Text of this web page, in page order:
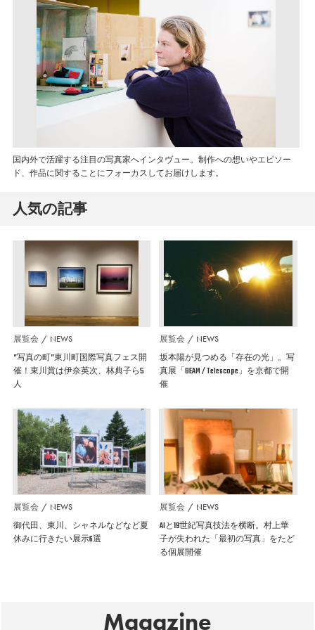
国内外で活躍する注目の写真家へインタヴュー。制作への想いやエピソー
ド、作品に関することにフォーカスしてお届けします。
人気の記事
展覧会 NEWS
”写真の町”東川町国際写真フェス開
催！東川賞は伊奈英次、林典子ら5
人
展覧会 NEWS
坂本陽が見つめる「存在の光」。写
真展「BEAM / Telescope」を京都で開
催
展覧会 NEWS
御代田、東川、シャネルなどなど夏
休みに行きたい展示6選
展覧会 NEWS
AIと19世紀写真技法を横断。村上華
子が失われた「最初の写真」をたど
る個展開催
Magazine